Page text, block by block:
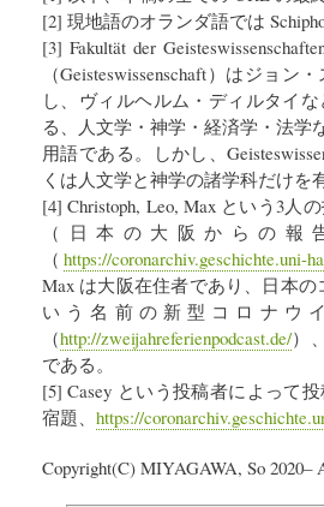
[2] 現地語のオランダ語では
[3] Fakultät der
（Geisteswissenschaft）はジョ
し、ヴィルヘルム・ディルタイ
る、人文学・神学・経済学・法学
用語である。しかし、
くは人文学と神学の諸学科だけ
[4] Christoph, Leo, Max という3人
（日本の大阪からの
（ https://coronarchiv.geschichte.uni-
Max は大阪在住者であり、日本の
いう名前の新型コロナウ
（http://zweijahreferienpodcast.de/）
である。
[5] Casey という投稿者によって投
宿題、 https://
Copyright(C) MIYAGAWA, So 2020–